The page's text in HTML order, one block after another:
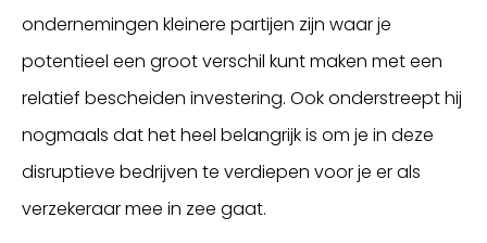
ondernemingen kleinere partijen zijn waar je
potentieel een groot verschil kunt maken met een
relatief bescheiden investering. Ook onderstreept hij
nogmaals dat het heel belangrijk is om je in deze
disruptieve bedrijven te verdiepen voor je er als
verzekeraar mee in zee gaat.